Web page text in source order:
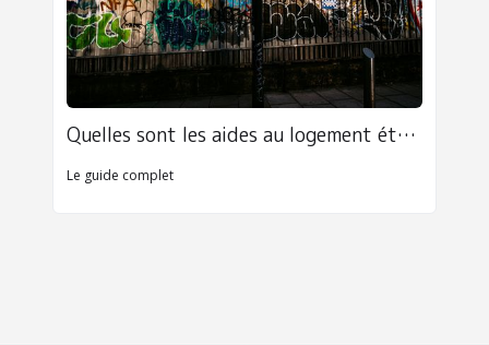
Quelles sont les aides au logement étudiant disponibles en 2025 ?
Le guide complet